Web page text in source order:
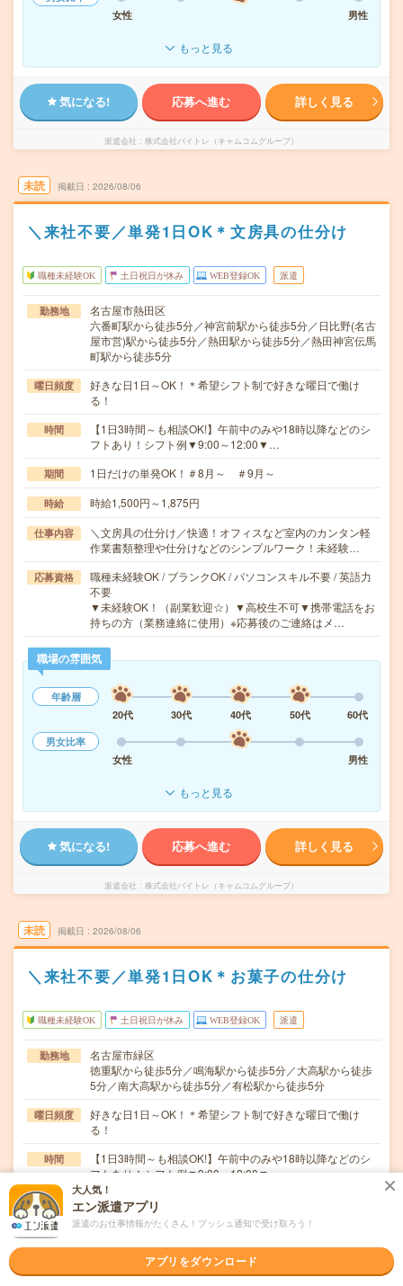
女性
男性
もっと見る
気になる! 応募へ進む 詳しく見る
派遣会社 株式会社バイトレ（キャムコムグループ）
未読 掲載日 2026/08/06
＼来社不要／単発1日OK＊文房具の仕分け
職種未経験OK 土日祝日が休み WEB登録OK 派遣
勤務地
名古屋市熱田区
六番町駅から徒歩5分／神宮前駅から徒歩5分／日比野(名古
屋市営)駅から徒歩5分／熱田駅から徒歩5分／熱田神宮伝馬
町駅から徒歩5分
曜日頻度
好きな日1日～OK！＊希望シフト制で好きな曜日で働け
る！
時間
【1日3時間～も相談OK!】午前中のみや18時以降などのシ
フトあり！シフト例▼9:00～12:00▼…
期間 1日だけの単発OK！＃8月～ ＃9月～
時給 時給1,500円～1,875円
仕事内容
＼文房具の仕分け／快適！オフィスなど室内のカンタン軽
作業書類整理や仕分けなどのシンプルワーク！未経験…
応募資格
職種未経験OK / ブランクOK / パソコンスキル不要 / 英語力
不要
▼未経験OK！（副業歓迎☆）▼高校生不可▼携帯電話をお
持ちの方（業務連絡に使用）※応募後のご連絡はメ…
職場の雰囲気
年齢層
20代
30代 40代 50代
60代
男女比率
女性
男性
もっと見る
気になる! 応募へ進む 詳しく見る
派遣会社 株式会社バイトレ（キャムコムグループ）
未読 掲載日 2026/08/06
＼来社不要／単発1日OK＊お菓子の仕分け
職種未経験OK 土日祝日が休み WEB登録OK 派遣
勤務地
名古屋市緑区
徳重駅から徒歩5分／鳴海駅から徒歩5分／大高駅から徒歩
5分／南大高駅から徒歩5分／有松駅から徒歩5分
曜日頻度
好きな日1日～OK！＊希望シフト制で好きな曜日で働け
る！
時間
【1日3時間～も相談OK!】午前中のみや18時以降などのシ
フトあり！シフト例▼9:00～12:00▼…
期間 1日だけの単発OK！＃8月～ ＃9月～
時給 時給1,500円～1,875円
＼お菓子の仕分け／快適！オフィスなど室内のカンタン軽
作業書類整理や仕分けなどのシンプルワーク！未経験…
大人気！
エン派遣アプリ
派遣のお仕事情報がたくさん！プッシュ通知で受け取ろう！
アプリをダウンロード